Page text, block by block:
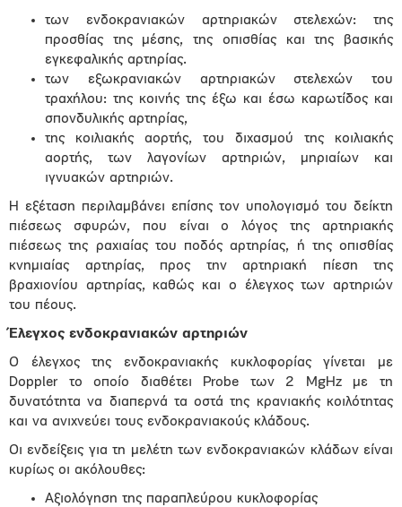
των ενδοκρανιακών αρτηριακών στελεχών: της
προσθίας της μέσης, της οπισθίας και της βασικής
εγκεφαλικής αρτηρίας.
των εξωκρανιακών αρτηριακών στελεχών του
τραχήλου: της κοινής της έξω και έσω καρωτίδος και
σπονδυλικής αρτηρίας,
της κοιλιακής αορτής, του διχασμού της κοιλιακής
αορτής, των λαγονίων αρτηριών, μηριαίων και
ιγνυακών αρτηριών.
Η εξέταση περιλαμβάνει επίσης τον υπολογισμό του δείκτη
πιέσεως σφυρών, που είναι ο λόγος της αρτηριακής
πιέσεως της ραχιαίας του ποδός αρτηρίας, ή της οπισθίας
κνημιαίας αρτηρίας, προς την αρτηριακή πίεση της
βραχιονίου αρτηρίας, καθώς και ο έλεγχος των αρτηριών
του πέους.
Έλεγχος ενδοκρανιακών αρτηριών
Ο έλεγχος της ενδοκρανιακής κυκλοφορίας γίνεται με
Doppler το οποίο διαθέτει Probe των 2 MgHz με τη
δυνατότητα να διαπερνά τα οστά της κρανιακής κοιλότητας
και να ανιχνεύει τους ενδοκρανιακούς κλάδους.
Οι ενδείξεις για τη μελέτη των ενδοκρανιακών κλάδων είναι
κυρίως οι ακόλουθες:
Αξιολόγηση της παραπλεύρου κυκλοφορίας